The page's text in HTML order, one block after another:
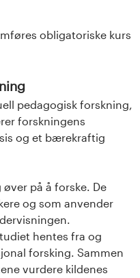
obligatoriske kurs
pedagogisk forskning,
forskningens
og et bærekraftig
på å forske. De
og som anvender
hentes fra og
forsking. Sammen
vurdere kildenes